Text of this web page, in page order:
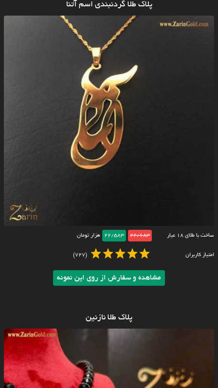
پلاک طلا گردنبندی اسم آتنا
ساخت با طلای ۱۸ عیار 22/683
22/583 هزار تومان
امتیاز کاربران (727)
مشاهده و سفارش از روی این نمونه
پلاک طلا نازنین